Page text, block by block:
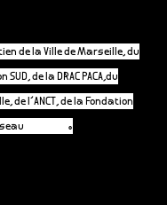
de la Ville de Marseille, du
de la DRAC PACA,du
de l’ANCT, de la Fondation
.